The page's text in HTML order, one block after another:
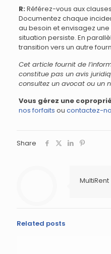
R:Référez-vous aux
Documentez chaque
au besoin et envisagez
situation persiste. En
transition vers un autre
Cet article fournit de
constitue pas un avis
consultez un avocat ou un
Vous gérez une
nos forfaits ou contactez-
Share
MultiRent
Related posts